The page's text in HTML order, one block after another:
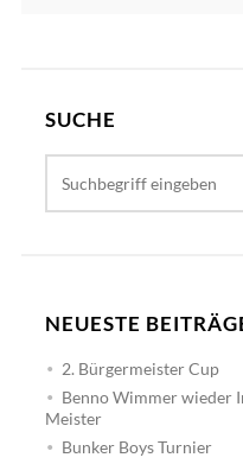
SUCHE
NEUESTE
2. Bürgermeister Cup
Benno Wimmer wieder
Meister
Bunker Boys Turnier